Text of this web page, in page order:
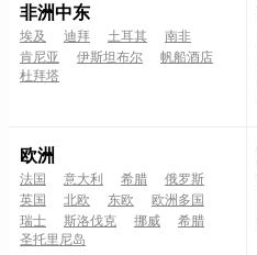
非洲中东
埃及 迪拜 土耳其
南非
肯尼亚
伊斯坦布尔
帆船酒店
杜拜塔
欧洲
法国 意大利 希腊
俄罗斯
英国
北欧 东欧
欧洲多国
瑞士
斯洛伐克 挪威
希腊
圣托里尼岛